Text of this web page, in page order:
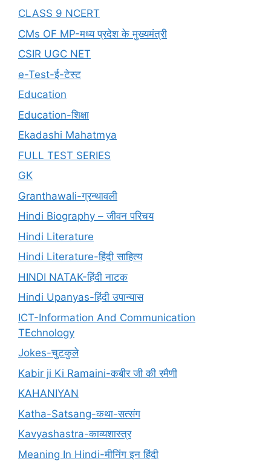
CLASS 9 NCERT
CMs OF MP-मध्य प्रदेश के मुख्यमंत्री
CSIR UGC NET
e-Test-ई-टेस्ट
Education
Education-शिक्षा
Ekadashi Mahatmya
FULL TEST SERIES
GK
Granthawali-ग्रन्थावली
Hindi Biography – जीवन परिचय
Hindi Literature
Hindi Literature-हिंदी साहित्य
HINDI NATAK-हिंदी नाटक
Hindi Upanyas-हिंदी उपान्यास
ICT-Information And Communication
TEchnology
Jokes-चुटकुले
Kabir ji Ki Ramaini-कबीर जी की रमैणी
KAHANIYAN
Katha-Satsang-कथा-सत्संग
Kavyashastra-काव्यशास्त्र
Meaning In Hindi-मीनिंग इन हिंदी